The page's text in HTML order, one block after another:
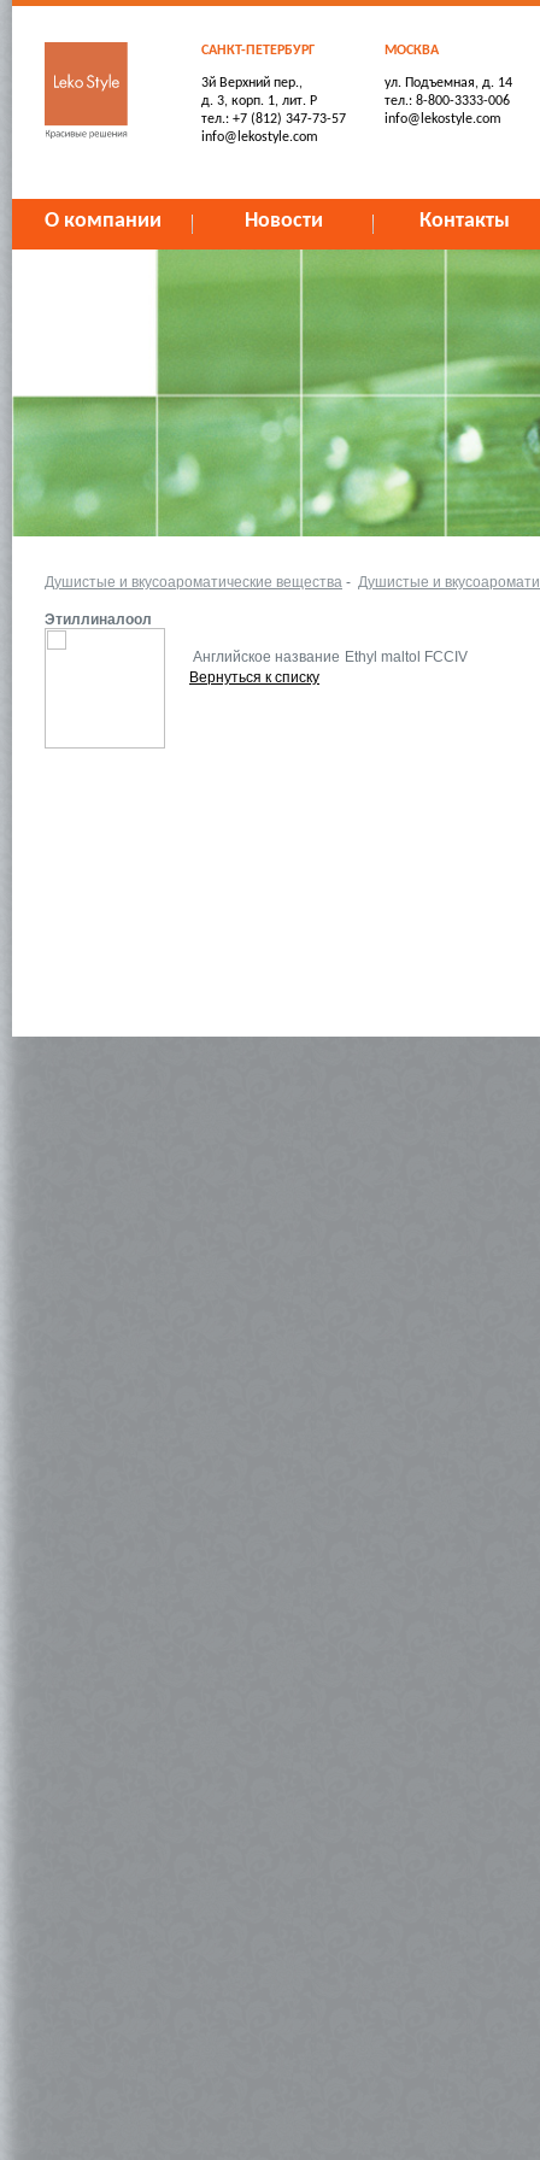
САНКТ-ПЕТЕРБУРГ
3й Верхний пер.,
д. 3, корп. 1, лит. Р
тел.: +7 (812) 347-73-57
info@lekostyle.com
МОСКВА
ул. Подъемная, д. 14
тел.: 8-800-3333-006
info@lekostyle.com
О компании Новости Контакты
Душистые и вкусоароматические вещества - Душистые и
Этиллиналоол
Английское название Ethyl maltol FCCIV
Вернуться к списку